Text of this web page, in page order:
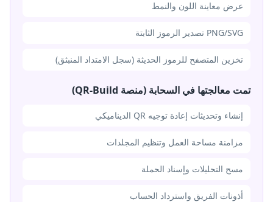
عرض معاينة اللون والنمط
PNG/SVG تصدير الرموز الثابتة
تخزين المتصفح للرموز الحديثة (سجل الامتداد المنبثق)
تمت معالجتها في السحابة (منصة QR-Build)
إنشاء وتحديثات إعادة توجيه QR الديناميكي
مزامنة مساحة العمل وتنظيم المجلدات
مسح التحليلات وإسناد الحملة
أذونات الفريق واسترداد الحساب